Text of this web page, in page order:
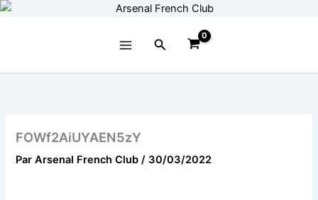
Aller
Rechercher
FOWf2AiUYAEN5zY
ParArsenal French Club/ 30/03/2022